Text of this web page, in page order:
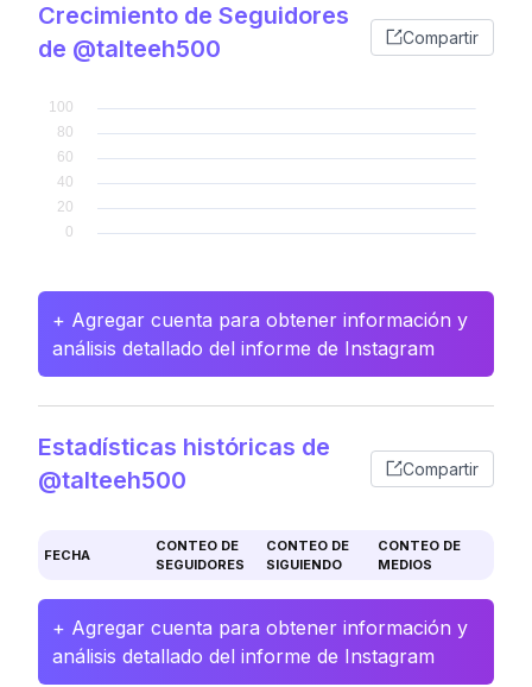
Crecimiento de Seguidores
de @talteeh500
Compartir
+ Agregar cuenta para obtener información y
análisis detallado del informe de Instagram
Estadísticas históricas de
@talteeh500
Compartir
FECHA
CONTEO DE
SEGUIDORES
CONTEO DE
SIGUIENDO
CONTEO DE
MEDIOS
+ Agregar cuenta para obtener información y
análisis detallado del informe de Instagram